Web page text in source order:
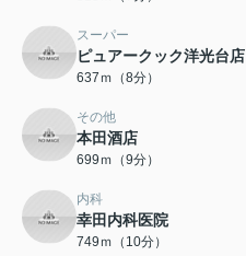
スーパー
ピュアークック洋光台店
637ｍ（8分）
その他
本田酒店
699ｍ（9分）
内科
幸田内科医院
749ｍ（10分）